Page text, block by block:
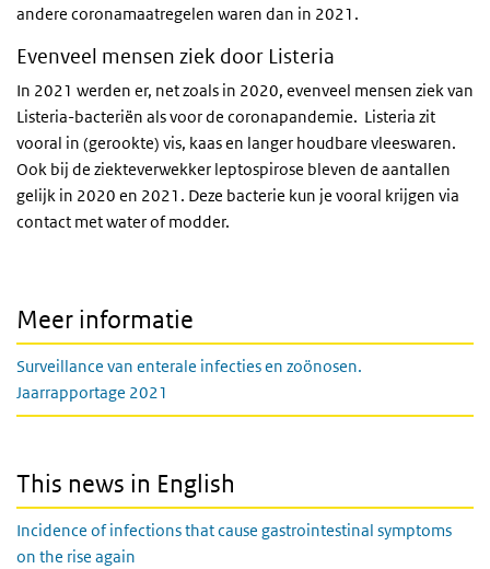
andere coronamaatregelen waren dan in 2021.
Evenveel mensen ziek door Listeria
In 2021 werden er, net zoals in 2020, evenveel mensen ziek van
Listeria-bacteriën als voor de coronapandemie. Listeria zit
vooral in (gerookte) vis, kaas en langer houdbare vleeswaren.
Ook bij de ziekteverwekker leptospirose bleven de aantallen
gelijk in 2020 en 2021. Deze bacterie kun je vooral krijgen via
contact met water of modder.
Meer informatie
Surveillance van enterale infecties en zoönosen.
Jaarrapportage 2021
This news in English
Incidence of infections that cause gastrointestinal symptoms
on the rise again